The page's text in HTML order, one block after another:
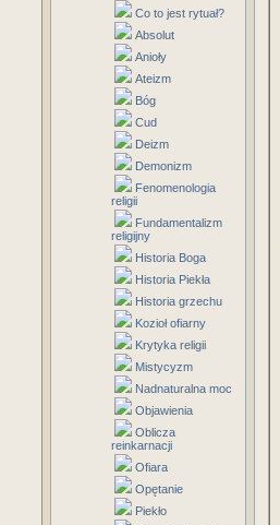
Co to jest rytuał?
Absolut
Anioły
Ateizm
Bóg
Cud
Deizm
Demonizm
Fenomenologia
religii
Fundamentalizm
religijny
Historia Boga
Historia Piekła
Historia grzechu
Kozioł ofiarny
Krytyka religii
Mistycyzm
Nadnaturalna moc
Objawienia
Oblicza
reinkarnacji
Ofiara
Opętanie
Piekło